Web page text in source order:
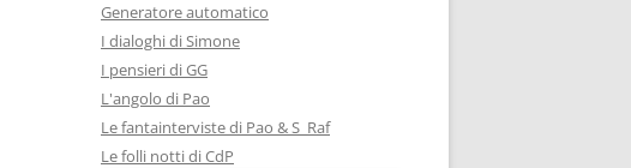
Generatore automatico
I dialoghi di Simone
I pensieri di GG
L'angolo di Pao
Le fantainterviste di Pao & S_Raf
Le folli notti di CdP